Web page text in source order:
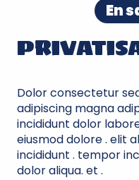
En
Dolor consectetur
adipiscing magna
incididunt dolor
eiusmod dolore . elit
incididunt . tempor
dolor aliqua. et .